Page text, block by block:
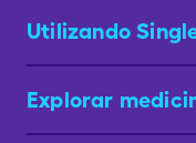
Utilizando
Explorar